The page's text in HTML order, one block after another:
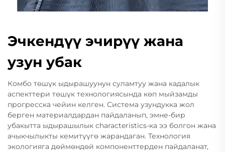
Эчкендүү эчирүү жана
узун убак
Комбо төшүк ыдырашуунун суламтуу жана кадалык
аспекттери төшүк технологиясында көп мыйзамды
прогресска чейин келген. Система узундукка жол
берген материалдардан пайдаланып, эмне-бир
убакытта ыдырашылык characteristics-ка ээ болгон жана
ачыкчылыкты кемитүүгө жарандаган. Технология
экологияга дөймөндөй компоненттерден пайдаланат,